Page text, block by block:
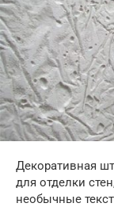
Декоративная
для отделки
необычные